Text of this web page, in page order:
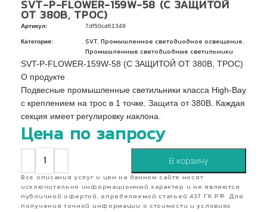
SVT-P-FLOWER-159W-58 (С ЗАЩИТОЙ
ОТ 380В, ТРОС)
Артикул: 7df50cd61349
Категория: SVT, Промышленное светодиодное освещение
Промышленные светодиодные светильники
SVT-P-FLOWER-159W-58 (С ЗАЩИТОЙ ОТ 380В, ТРОС)
О продукте
Подвесные промышленные светильники класса High-Bay
с креплением на трос в 1 точке. Защита от 380В. Каждая
секция имеет регулировку наклона.
Цена по запросу
В корзину
Все описания услуг и цен на данном сайте носят
исключительно информационный характер и не являются
публичной офертой, определяемой статьей 437 ГК РФ. Для
получения точной информации о стоимости и условиях